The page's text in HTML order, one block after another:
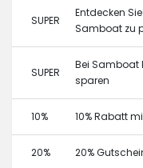
SUPER
Entdecken
Samboat zu
SUPER
Bei Samboat
sparen
10% 10% Rabatt
20% 20%